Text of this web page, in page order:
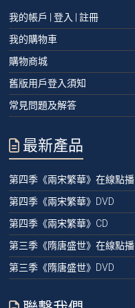
我的帳戶 | 登入 | 註冊
我的購物車
購物商城
舊版用戶登入須知
常見問題及解答
最新產品
第四季《兩宋繁華》在線點播
第四季《兩宋繁華》DVD
第四季《兩宋繁華》CD
第三季《隋唐盛世》在線點播
第三季《隋唐盛世》DVD